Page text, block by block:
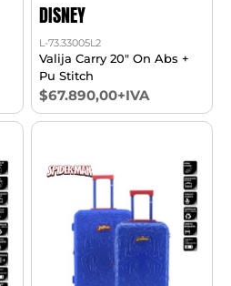
DISNEY
L-73.33005L2
Valija Carry 20" On Abs +
Pu Stitch
$67.890,00+IVA